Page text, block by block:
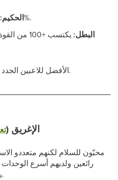
الحكيم:يُقلّل الولاء بنسبة 20–30%.
البطل:
يكتسب
الأفضل للاعبين الجدد الذين يريدون الميزان والمرونة.
الإغريق (
محبّون للسلام لكنهم متعددو
رائعين ولديهم أسرع الوحدات
يريدون المرونة وبداية أكثر أمانًا.